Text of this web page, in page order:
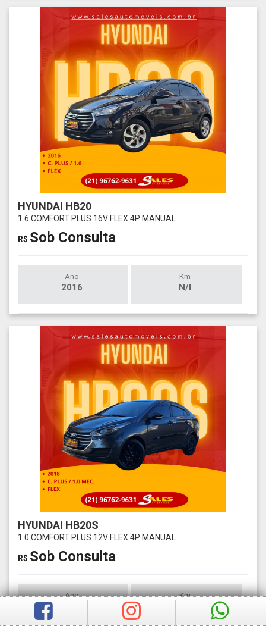
HYUNDAI HB20
1.6 COMFORT PLUS 16V FLEX 4P MANUAL
R$ Sob Consulta
Ano
2016
Km
N/I
HYUNDAI HB20S
1.0 COMFORT PLUS 12V FLEX 4P MANUAL
R$ Sob Consulta
Ano Km